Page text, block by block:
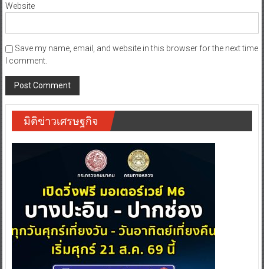
Website
Save my name, email, and website in this browser for the next time
I comment.
มิติข่าวเศรษฐกิจ